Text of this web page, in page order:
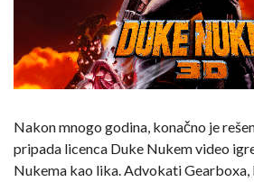
Nakon mnogo godina, konačno je
pripada licenca Duke Nukem video
Nukema kao lika. Advokati